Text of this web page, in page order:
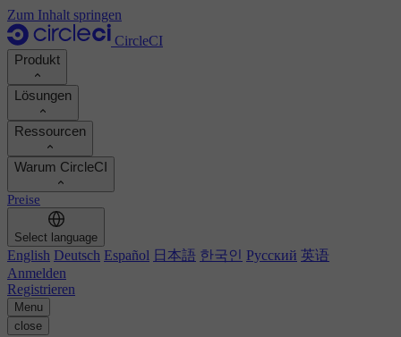
Zum Inhalt springen
CircleCI
Produkt
Produkt
Demo
Produkt-Roadmap
Dokumentation
Ausführungsumgebungen
Chunk
MCP-ServerNeu
Build-Images
Build-Optimierung
Autoscaling
Technische Services
Lösungen
Entwickler
Platform-Engineers
Sicherheitsingenieure
Engineering-Manager
Führungskräfte
KI-Agenten
Ressourcen
Dokumentation
Support-Portal
Orbs-Registry
Image-Registry
Kundengeschichten
Warum CircleCI
ROI berechnen
Entwicklerproduktivität steigern
Vergleichen Sie Ihr Team
Kundenerfolge ansehen
Preise
Select language
English Deutsch Español 日本語 한국인 Русский 英语
Anmelden
Registrieren
Menu
close